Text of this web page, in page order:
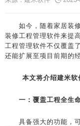
如今，随着家居装修
装修工程管理软件来提
工程管理软件不仅覆盖
还能扩展至项目前期的
本文将介绍建米软件
一：覆盖工程全生命
具备强大的功能，可